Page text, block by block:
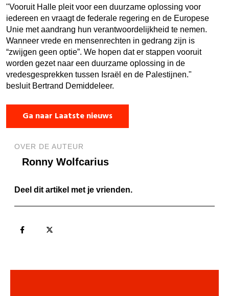
"Vooruit Halle pleit voor een duurzame oplossing voor
iedereen en vraagt de federale regering en de Europese
Unie met aandrang hun verantwoordelijkheid te nemen.
Wanneer vrede en mensenrechten in gedrang zijn is
“zwijgen geen optie”. We hopen dat er stappen vooruit
worden gezet naar een duurzame oplossing in de
vredesgesprekken tussen Israël en de Palestijnen."
besluit Bertrand Demiddeleer.
Ga naar Laatste nieuws
OVER DE AUTEUR
Ronny Wolfcarius
Deel dit artikel met je vrienden.